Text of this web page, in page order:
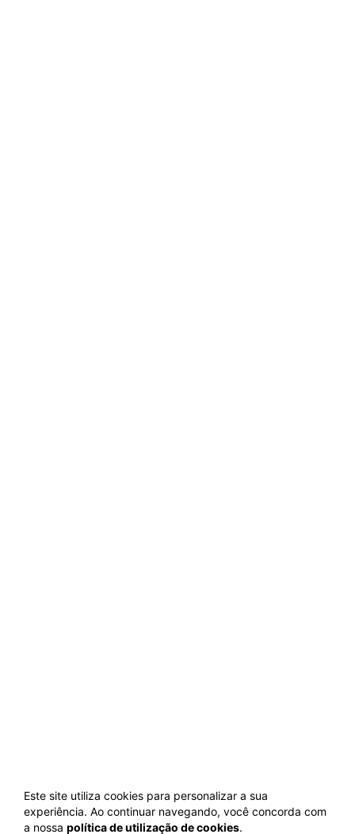
Este site utiliza cookies para personalizar a sua
experiência. Ao continuar navegando, você concorda com
a nossa política de utilização de cookies.